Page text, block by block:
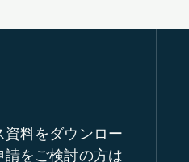
料をダウンロー
請をご検討の方は